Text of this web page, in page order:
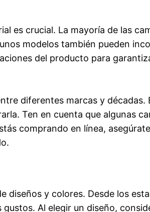
es crucial. La mayoría de las
modelos también pueden
del producto para
diferentes marcas y
Ten en cuenta que algunas
comprando en línea,
diseños y colores. Desde los
Al elegir un diseño,